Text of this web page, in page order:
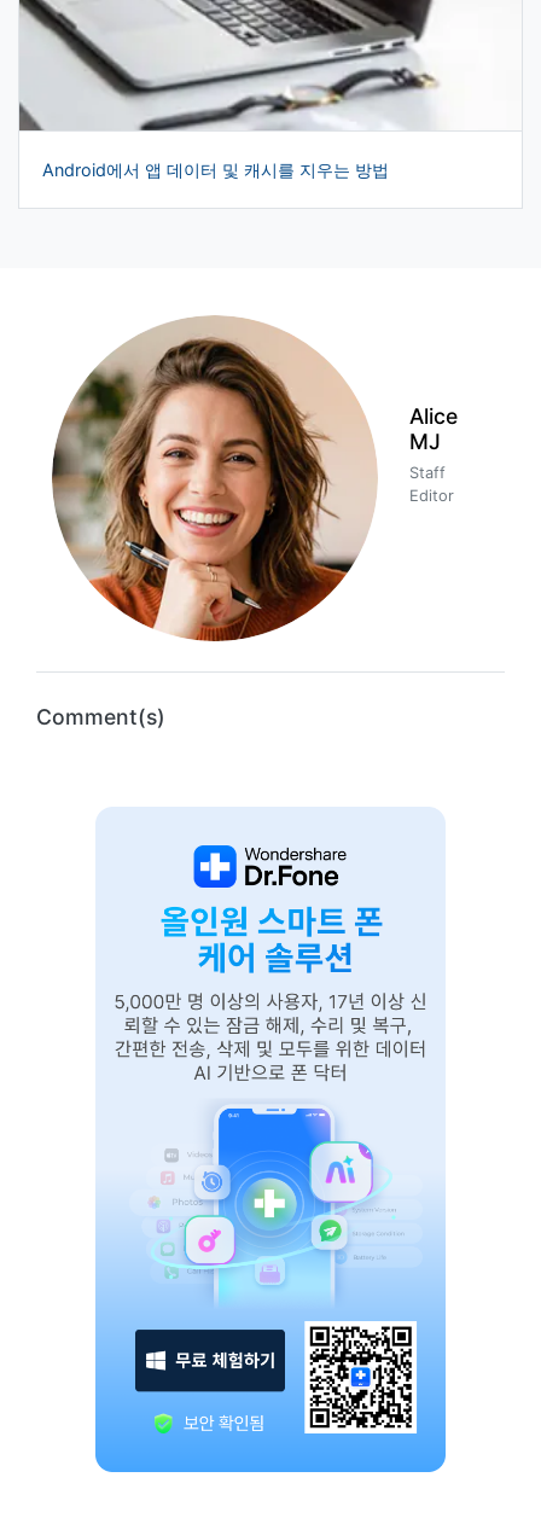
Android에서 앱 데이터 및 캐시를 지우는 방법
Alice
MJ
Staff
Editor
Comment(s)